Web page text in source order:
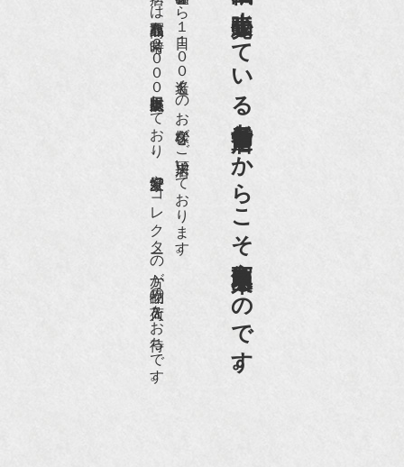
京都祇園で小売販売している
老舗骨董店だからこそ高価買取出来るのです。
世界各国から１日１００名近くのお客様がご来店頂いております。
店頭には買取商品を常時２０００点以上展示販売しており、
愛好家やコレクターの方が品物の入荷をお待ちです。